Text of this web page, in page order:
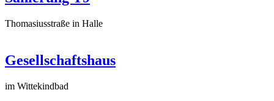
Thomasiusstraße in Halle
Gesellschaftshaus
im Wittekindbad